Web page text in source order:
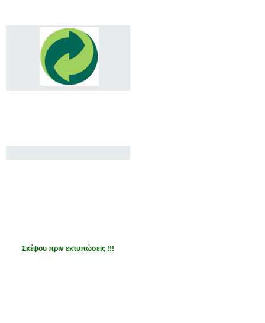
Σκέψου πριν εκτυπώσεις !!!